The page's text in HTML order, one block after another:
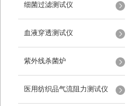
细菌过滤测试仪
血液穿透测试仪
紫外线杀菌炉
医用纺织品气流阻力测试仪